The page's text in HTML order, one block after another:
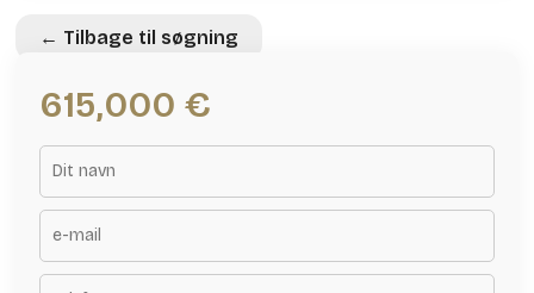
← Tilbage til søgning
615,000 €